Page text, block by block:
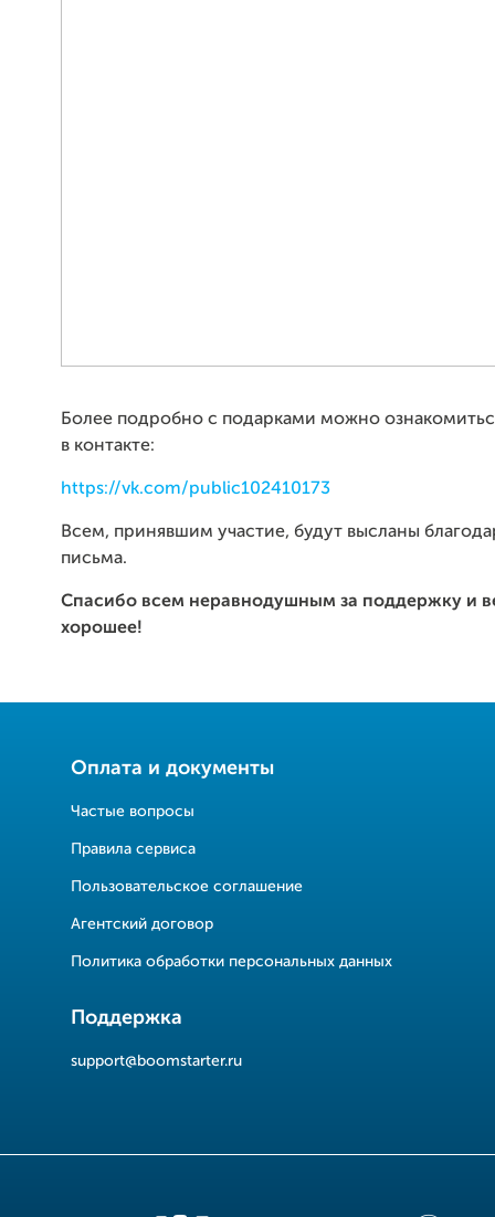
Более подробно с подарками можно
в контакте:
https://vk.com/public102410173
Всем, принявшим участие, будут высланы
письма.
Спасибо всем неравнодушным за поддержку и
хорошее!
Оплата и документы
Частые вопросы
Правила сервиса
Пользовательское соглашение
Агентский договор
Политика обработки персональных данных
Поддержка
support@boomstarter.ru